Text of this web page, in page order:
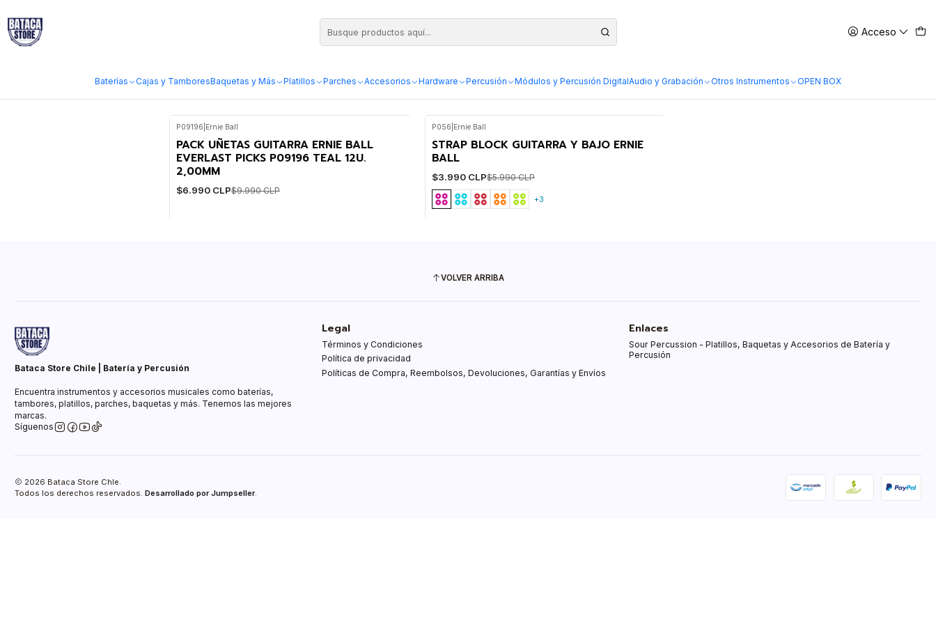
Acceso
Baterías Cajas y TamboresBaquetas y Más Platillos Parches Accesorios Hardware Percusión Módulos y Percusión DigitalAudio y Grabación Otros Instrumentos OPEN BOX
P09196 Ernie Ball
PACK UÑETAS GUITARRA ERNIE BALL
EVERLAST PICKS P09196 TEAL 12U.
2,00MM
$6.990 CLP$9.990 CLP
P056 Ernie Ball
STRAP BLOCK GUITARRA Y BAJO ERNIE
BALL
$3.990 CLP$5.990 CLP
+3
VOLVER ARRIBA
Bataca Store Chile | Batería y Percusión
Encuentra instrumentos y accesorios musicales como baterías,
tambores, platillos, parches, baquetas y más. Tenemos las mejores
marcas.
Síguenos
Legal
Términos y Condiciones
Política de privacidad
Políticas de Compra, Reembolsos, Devoluciones, Garantías y Envíos
Enlaces
Sour Percussion - Platillos, Baquetas y Accesorios de Batería y
Percusión
2026 Bataca Store Chle.
Todos los derechos reservados. Desarrollado por Jumpseller.